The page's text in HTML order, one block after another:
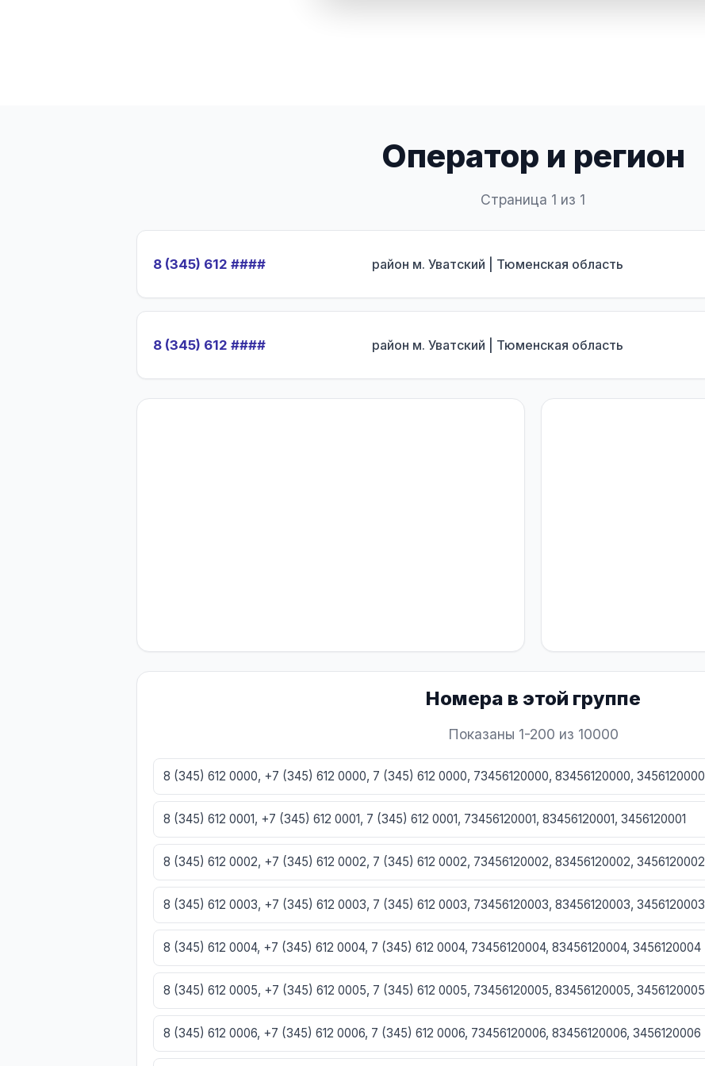
Оператор и регион
Страница 1 из 1
8 (345) 612 #### район м. Уватский | Тюменская область
8 (345) 612 #### район м. Уватский | Тюменская область
Номера в этой группе
Показаны 1-200 из 10000
8 (345) 612 0000, +7 (345) 612 0000, 7 (345) 612 0000, 73456120000, 83456120000, 3456120000
8 (345) 612 0001, +7 (345) 612 0001, 7 (345) 612 0001, 73456120001, 83456120001, 3456120001
8 (345) 612 0002, +7 (345) 612 0002, 7 (345) 612 0002, 73456120002, 83456120002, 3456120002
8 (345) 612 0003, +7 (345) 612 0003, 7 (345) 612 0003, 73456120003, 83456120003, 3456120003
8 (345) 612 0004, +7 (345) 612 0004, 7 (345) 612 0004, 73456120004, 83456120004, 3456120004
8 (345) 612 0005, +7 (345) 612 0005, 7 (345) 612 0005, 73456120005, 83456120005, 3456120005
8 (345) 612 0006, +7 (345) 612 0006, 7 (345) 612 0006, 73456120006, 83456120006, 3456120006